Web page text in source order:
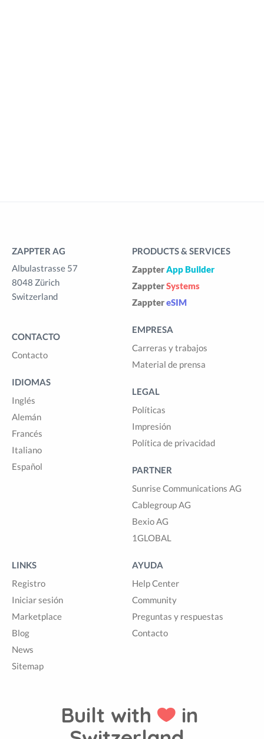
ZAPPTER AG
Albulastrasse 57
8048 Zürich
Switzerland
CONTACTO
Contacto
IDIOMAS
Inglés
Alemán
Francés
Italiano
Español
PRODUCTS & SERVICES
ZappterApp Builder
ZappterSystems
ZapptereSIM
EMPRESA
Carreras y trabajos
Material de prensa
LEGAL
Políticas
Impresión
Política de privacidad
PARTNER
Sunrise Communications AG
Cablegroup AG
Bexio AG
1GLOBAL
LINKS
Registro
Iniciar sesión
Marketplace
Blog
News
Sitemap
AYUDA
Help Center
Community
Preguntas y respuestas
Contacto
Built with
in